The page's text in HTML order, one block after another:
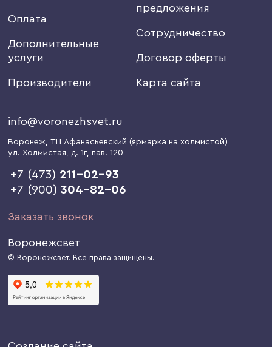
Оплата
Дополнительные
услуги
Производители
предложения
Сотрудничество
Договор оферты
Карта сайта
info@voronezhsvet.ru
Воронеж, ТЦ Афанасьевский (ярмарка на холмистой)
ул. Холмистая, д. 1г, пав. 120
+7 (473) 211-02-93
+7 (900)304-82-06
Заказать звонок
Воронежсвет
© Воронежсвет. Все права защищены.